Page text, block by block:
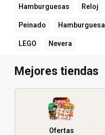
Hamburguesas Reloj
Peinado Hamburguesa
LEGO Nevera
Mejores tiendas
Ofertas